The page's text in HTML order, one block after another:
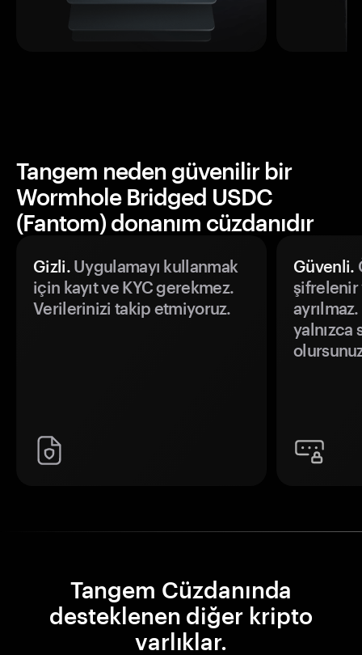
Tangem neden güvenilir bir
Wormhole Bridged USDC
(Fantom) donanım cüzdanıdır
Gizli.Uygulamayı kullanmak
için kayıt ve KYC gerekmez.
Verilerinizi takip etmiyoruz.
Güvenli.
şifrelenir
yalnızca
Tangem Cüzdanında
desteklenen diğer kripto
varlıklar.